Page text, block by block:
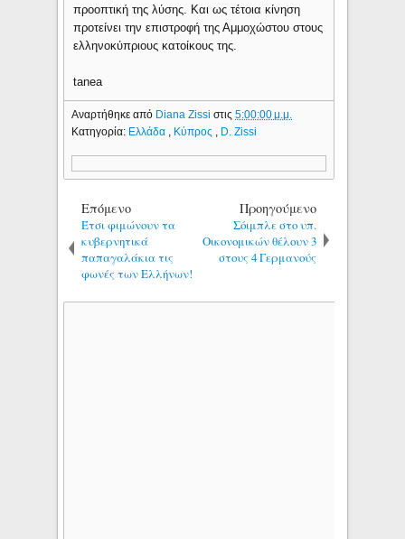
προοπτική της λύσης. Και ως τέτοια κίνηση
προτείνει την επιστροφή της Αμμοχώστου στους
ελληνοκύπριους κατοίκους της.
tanea
Αναρτήθηκε από Diana Zissiστις5:00:00 μ.μ.
Κατηγορία: Ελλάδα , Κύπρος , D. Zissi
Επόμενο
Έτσι φιμώνουν τα
κυβερνητικά
παπαγαλάκια τις
φωνές των Ελλήνων!
Προηγούμενο
Σόιμπλε στο υπ.
Οικονομικών θέλουν 3
στους 4 Γερμανούς